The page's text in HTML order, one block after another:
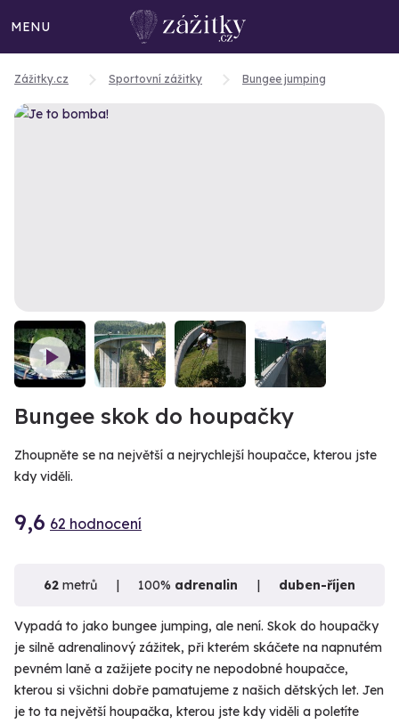
MENU
Zážitky.cz Sportovní zážitky Bungee jumping
Bungee skok do houpačky
Zhoupněte se na největší a nejrychlejší houpačce, kterou jste
kdy viděli.
9,6 62 hodnocení
62 metrů 100% adrenalin duben-říjen
Vypadá to jako bungee jumping, ale není. Skok do houpačky
je silně adrenalinový zážitek, při kterém skáčete na napnutém
pevném laně a zažijete pocity ne nepodobné houpačce,
kterou si všichni dobře pamatujeme z našich dětských let. Jen
je to ta největší houpačka, kterou jste kdy viděli a poletíte